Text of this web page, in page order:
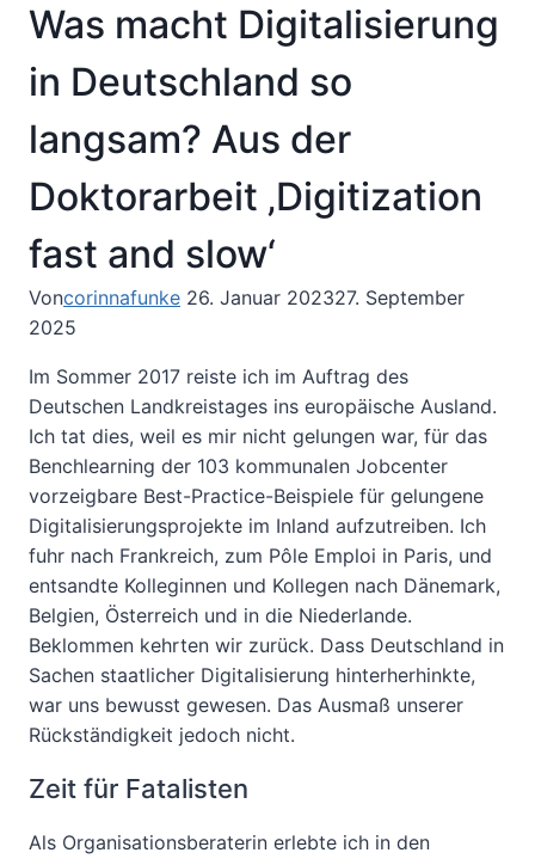
Was macht Digitalisierung
in Deutschland so
langsam? Aus der
Doktorarbeit ‚Digitization
fast and slow‘
Voncorinnafunke 26. Januar 202327. September
2025
Im Sommer 2017 reiste ich im Auftrag des
Deutschen Landkreistages ins europäische Ausland.
Ich tat dies, weil es mir nicht gelungen war, für das
Benchlearning der 103 kommunalen Jobcenter
vorzeigbare Best-Practice-Beispiele für gelungene
Digitalisierungsprojekte im Inland aufzutreiben. Ich
fuhr nach Frankreich, zum Pôle Emploi in Paris, und
entsandte Kolleginnen und Kollegen nach Dänemark,
Belgien, Österreich und in die Niederlande.
Beklommen kehrten wir zurück. Dass Deutschland in
Sachen staatlicher Digitalisierung hinterherhinkte,
war uns bewusst gewesen. Das Ausmaß unserer
Rückständigkeit jedoch nicht.
Zeit für Fatalisten
Als Organisationsberaterin erlebte ich in den